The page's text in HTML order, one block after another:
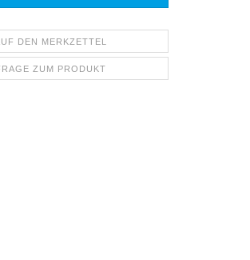
DEN MERKZETTEL
ZUM PRODUKT